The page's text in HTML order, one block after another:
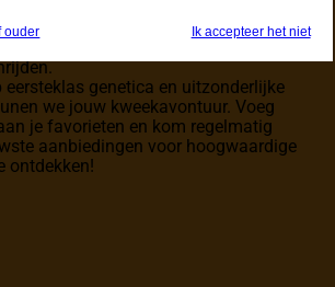
bulkinkopen – perfect voor kwekers
eersteklas genetica en uitzonderlijke
we jouw kweekavontuur. Voeg
je favorieten en kom regelmatig
aanbiedingen voor hoogwaardige
ontdekken!
ouder Ik accepteer het niet